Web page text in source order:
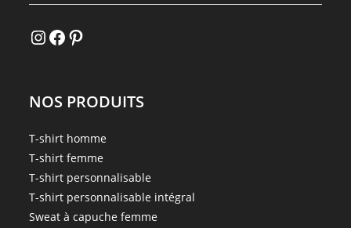
NOS PRODUITS
T-shirt homme
T-shirt femme
T-shirt personnalisable
T-shirt personnalisable intégral
Sweat à capuche femme